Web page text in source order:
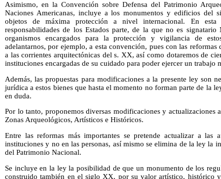
Asimismo, en la Convención sobre Defensa del Patrimonio
Naciones Americanas, incluye a los monumentos y edificios del
objetos de máxima protección a nivel internacional. En
responsabilidades de los Estados parte, de la que no es
organismos encargados para la protección y vigilancia de
adelantarnos, por ejemplo, a esta convención, pues con las
a las corrientes arquitectónicas del s. XX, así como dotaremos de
instituciones encargadas de su cuidado para poder ejercer un trabajo
Además, las propuestas para modificaciones a la presente ley son
jurídica a estos bienes que hasta el momento no forman parte de la
en duda.
Por lo tanto, proponemos diversas modificaciones y actualizaciones
Zonas Arqueológicos, Artísticos e Históricos.
Entre las reformas más importantes se pretende actualizar a las
instituciones y no en las personas, así mismo se elimina de la ley la
del Patrimonio Nacional.
Se incluye en la ley la posibilidad de que un monumento de los
construido también en el siglo XX, por su valor artístico, histórico